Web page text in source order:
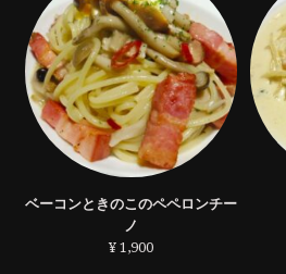
ベーコンときのこのペペロンチー
ノ
¥ 1,900